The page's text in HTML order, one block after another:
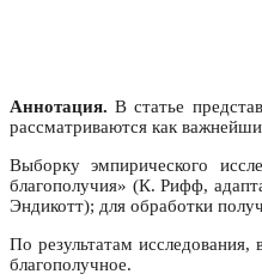
Аннотация. В статье
рассматриваются как
Выборку эмпирического
благополучия» (К. Рифф,
Эндикотт); для обработки
По результатам
благополучное.